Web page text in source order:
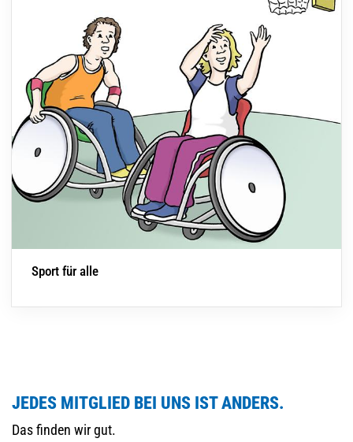
Sport für alle
JEDES MITGLIED BEI UNS IST ANDERS.
Das finden wir gut.